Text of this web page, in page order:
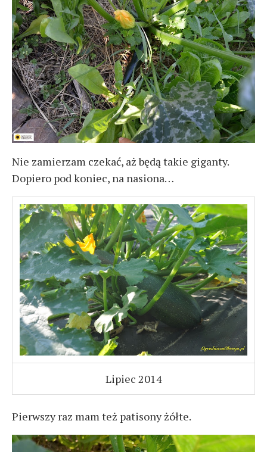
Nie zamierzam czekać, aż będą takie giganty.
Dopiero pod koniec, na nasiona…
Lipiec 2014
Pierwszy raz mam też patisony żółte.